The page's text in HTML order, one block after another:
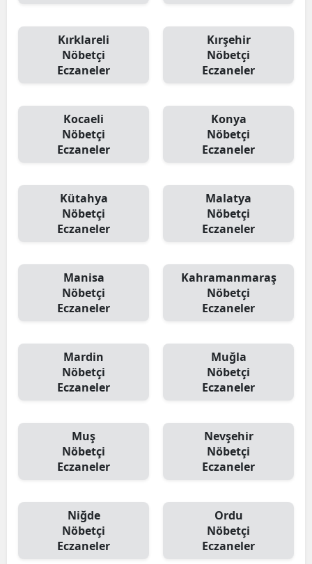
Kırklareli
Nöbetçi
Eczaneler
Kırşehir
Nöbetçi
Eczaneler
Kocaeli
Nöbetçi
Eczaneler
Konya
Nöbetçi
Eczaneler
Kütahya
Nöbetçi
Eczaneler
Malatya
Nöbetçi
Eczaneler
Manisa
Nöbetçi
Eczaneler
Kahramanmaraş
Nöbetçi
Eczaneler
Mardin
Nöbetçi
Eczaneler
Muğla
Nöbetçi
Eczaneler
Muş
Nöbetçi
Eczaneler
Nevşehir
Nöbetçi
Eczaneler
Niğde
Nöbetçi
Eczaneler
Ordu
Nöbetçi
Eczaneler